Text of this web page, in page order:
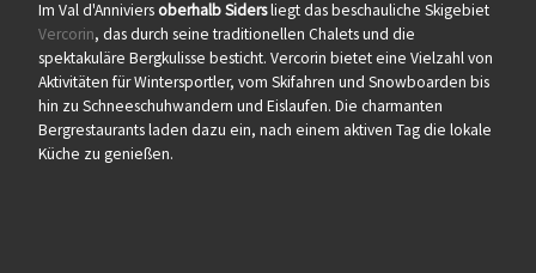
Im Val d'Anniviersoberhalb Sidersliegt das beschauliche Skigebiet
Vercorin, das durch seine traditionellen Chalets und die
spektakuläre Bergkulisse besticht. Vercorin bietet eine Vielzahl von
Aktivitäten für Wintersportler, vom Skifahren und Snowboarden bis
hin zu Schneeschuhwandern und Eislaufen. Die charmanten
Bergrestaurants laden dazu ein, nach einem aktiven Tag die lokale
Küche zu genießen.